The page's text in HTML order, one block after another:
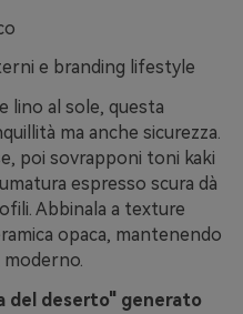
e branding lifestyle
lino al sole, questa
ma anche sicurezza.
poi sovrapponi toni kaki
espresso scura dà
Abbinala a texture
opaca, mantenendo
del deserto" generato